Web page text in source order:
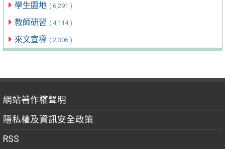
學生園地 ( 6,291 )
教師研習 ( 4,114 )
來文宣導 ( 2,306 )
網站著作權聲明
隱私權及資訊安全政策
RSS